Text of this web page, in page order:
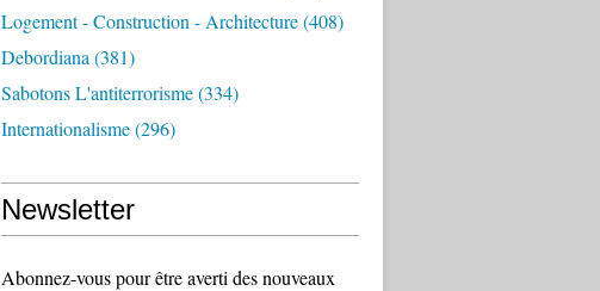
Logement - Construction - Architecture(408)
Debordiana (381)
Sabotons L'antiterrorisme(334)
Internationalisme(296)
Newsletter
Abonnez-vous pour être averti des nouveaux